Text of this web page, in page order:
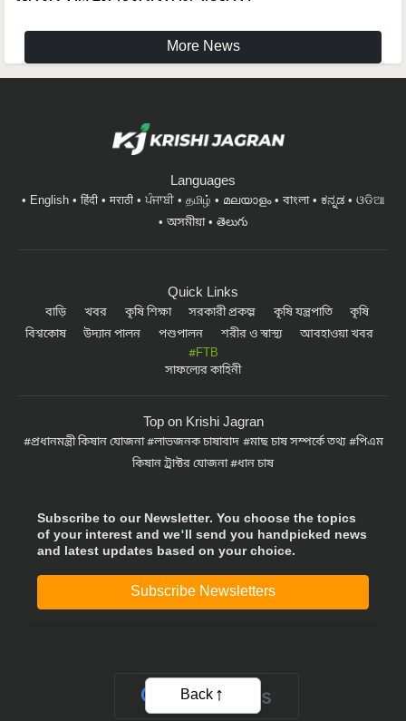
More News
Languages
English हिंदी मराठी ਪੰਜਾਬੀ தமிழ் മലയാളം বাংলা ಕನ್ನಡ
ଓଡିଆ
অসমীয়া
తెలుగు
Quick Links
বাড়ি খবর কৃষি শিক্ষা সরকারী প্রকল্প কৃষি যন্ত্রপাতি
কৃষি
বিশ্বকোষ
উদ্যান পালন পশুপালন শরীর ও স্বাস্থ্য
আবহাওয়া খবর
#FTB
সাফল্যের কাহিনী
Top on Krishi Jagran
প্রধানমন্ত্রী কিষান যোজনা লাভজনক চাষাবাদ মাছ চাষ সম্পর্কে তথ্য
পিএম
কিষান ট্রাক্টর যোজনা ধান চাষ
Subscribe to our Newsletter. You choose the topics
of your interest and we'll send you handpicked news
and latest updates based on your choice.
Subscribe Newsletters
Back